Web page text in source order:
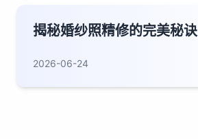
揭秘婚纱照精修的完美秘诀
2026-06-24